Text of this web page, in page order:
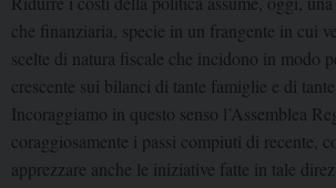
che finanziaria, specie in un frangente in cui
scelte di natura fiscale che incidono in modo
crescente sui bilanci di tante famiglie e di tante
Incoraggiamo in questo senso l’Assemblea
coraggiosamente i passi compiuti di recente,
apprezzare anche le iniziative fatte in tale